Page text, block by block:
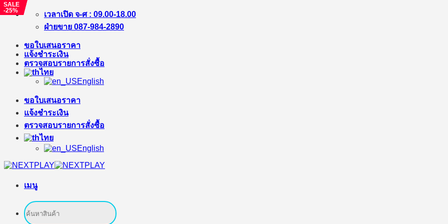
ข้าม
เนื้อหา
เวลาเปิด จ-ศ : 09.00-18.00
ฝ่ายขาย 087-984-2890
ขอใบเสนอราคา
แจ้งชำระเงิน
ตรวจสอบรายการสั่งซื้อ
ไทย
English
ขอใบเสนอราคา
แจ้งชำระเงิน
ตรวจสอบรายการสั่งซื้อ
ไทย
English
เมนู
ค้นหา:
SALE
-25%
SALE
-20%